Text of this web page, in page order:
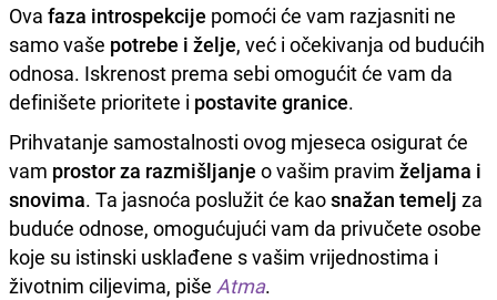
Ova faza introspekcije pomoći će vam razjasniti ne
samo vaše potrebe i želje, već i očekivanja od budućih
odnosa. Iskrenost prema sebi omogućit će vam da
definišete prioritete i postavite granice.
Prihvatanje samostalnosti ovog mjeseca osigurat će
vam prostor za razmišljanje o vašim pravim željama i
snovima. Ta jasnoća poslužit će kaosnažan temelj za
buduće odnose, omogućujući vam da privučete osobe
koje su istinski usklađene s vašim vrijednostima i
životnim ciljevima, piše Atma.